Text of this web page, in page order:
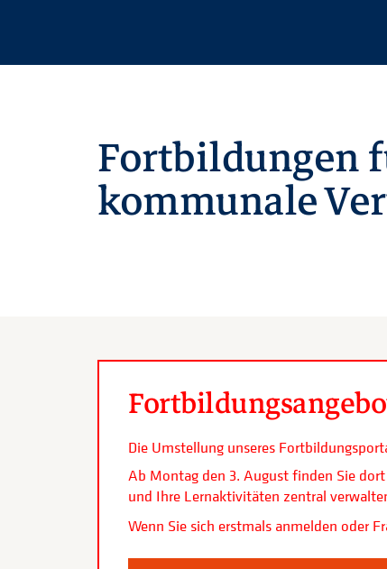
Fortbildungen
kommunale
Die Umstellung unseres
Ab Montag den 3. August finden Sie
und Ihre Lernaktivitäten zentral
Wenn Sie sich erstmals anmelden oder